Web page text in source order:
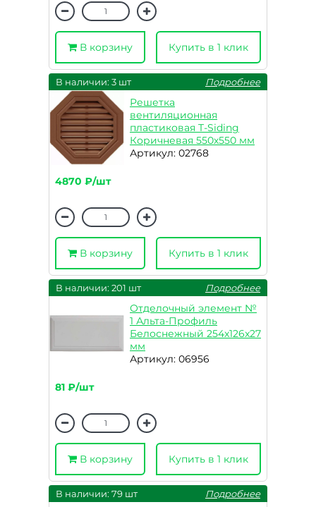
В корзину Купить в 1 клик
В наличии: 3 шт Подробнее
Решетка
вентиляционная
пластиковая T-Siding
Коричневая 550х550 мм
Артикул: 02768
4870 ₽/шт
В корзину Купить в 1 клик
В наличии: 201 шт Подробнее
Отделочный элемент №
1 Альта-Профиль
Белоснежный 254x126x27
мм
Артикул: 06956
81 ₽/шт
В корзину Купить в 1 клик
В наличии: 79 шт Подробнее